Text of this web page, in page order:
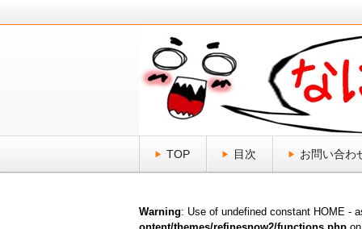
なにそれ倶楽部
日頃、気になる「なにそれ？」をス
TOP 目次 お問い合わ
Warning: Use of undefined constant HOME -